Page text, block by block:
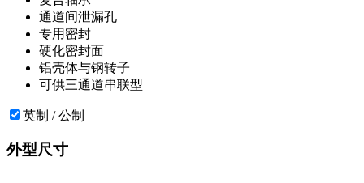
通道间泄漏孔
专用密封
硬化密封面
铝壳体与钢转子
可供三通道串联型
英制 / 公制
外型尺寸